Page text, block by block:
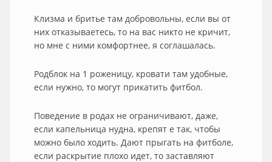
Клизма и бритье там добровольны, если вы от
них отказываетесь, то на вас никто не кричит,
но мне с ними комфортнее, я соглашалась.
Родблок на 1 роженицу, кровати там удобные,
если нужно, то могут прикатить фитбол.
Поведение в родах не ограничивают, даже,
если капельница нудна, крепят е так, чтобы
можно было ходить. Дают прыгать на фитболе,
если раскрытие плохо идет, то заставляют